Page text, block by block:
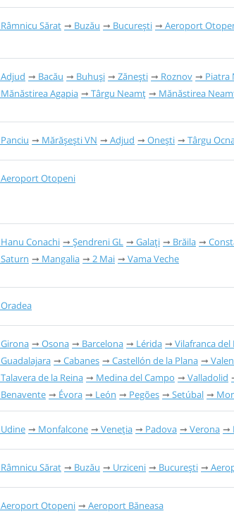
Râmnicu Sărat Buzău București Aeroport
Adjud Bacău Buhuși Zănești Roznov Piatra
Mănăstirea Agapia
Târgu Neamț Mănăstirea
Panciu Mărășești VN Adjud Onești Târgu
Aeroport Otopeni
Hanu Conachi Șendreni GL Galați Brăila
Saturn
Mangalia 2 Mai Vama Veche
Oradea
Girona Osona Barcelona Lérida Vilafranca del
Guadalajara
Cabanes Castellón de la Plana
Talavera de la Reina
Medina del Campo Valladolid
Benavente
Évora León Pegões Setúbal
Udine Monfalcone Veneția Padova Verona
Râmnicu Sărat Buzău Urziceni București
Aeroport Otopeni Aeroport Băneasa